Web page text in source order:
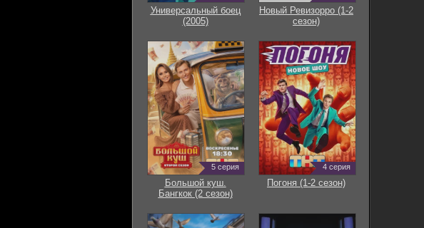
Универсальный боец
(2005)
Новый Ревизорро (1-2
сезон)
5 серия
Большой куш.
Бангкок (2 сезон)
4 серия
Погоня (1-2 сезон)